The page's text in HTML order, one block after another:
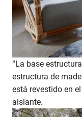
“La base
estructura de
está revestido en
aislante.